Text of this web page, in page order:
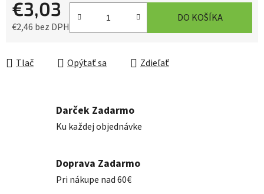
€3,03
€2,46 bez DPH
DO KOŠÍKA
Tlač Opýtať sa Zdieľať
Darček Zadarmo
Ku každej objednávke
Doprava Zadarmo
Pri nákupe nad 60€